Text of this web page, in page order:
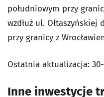
południowym przy
wzdłuż ul. Ołtaszyńskiej
przy granicy z
Ostatnia aktualizacja:
Inne inwestycje